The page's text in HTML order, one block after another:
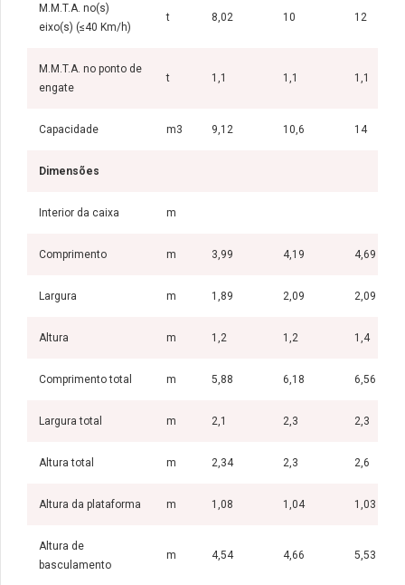
M.M.T.A. no(s)
eixo(s) (≤40 Km/h)
t 8,02 10 12
M.M.T.A. no ponto de
engate
t 1,1 1,1 1,1
Capacidade m3 9,12 10,6 14
Dimensões
Interior da caixa m
Comprimento m 3,99 4,19 4,69
Largura m 1,89 2,09 2,09
Altura m 1,2 1,2 1,4
Comprimento total m 5,88 6,18 6,56
Largura total m 2,1 2,3 2,3
Altura total m 2,34 2,3 2,6
Altura da plataforma m 1,08 1,04 1,03
Altura de
basculamento
m 4,54 4,66 5,53